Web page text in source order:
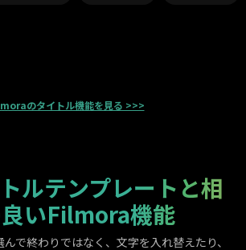
のタイトル機能を見る >>>
ルテンプレートと相
いFilmora機能
で終わりではなく、文字を入れ替えたり、